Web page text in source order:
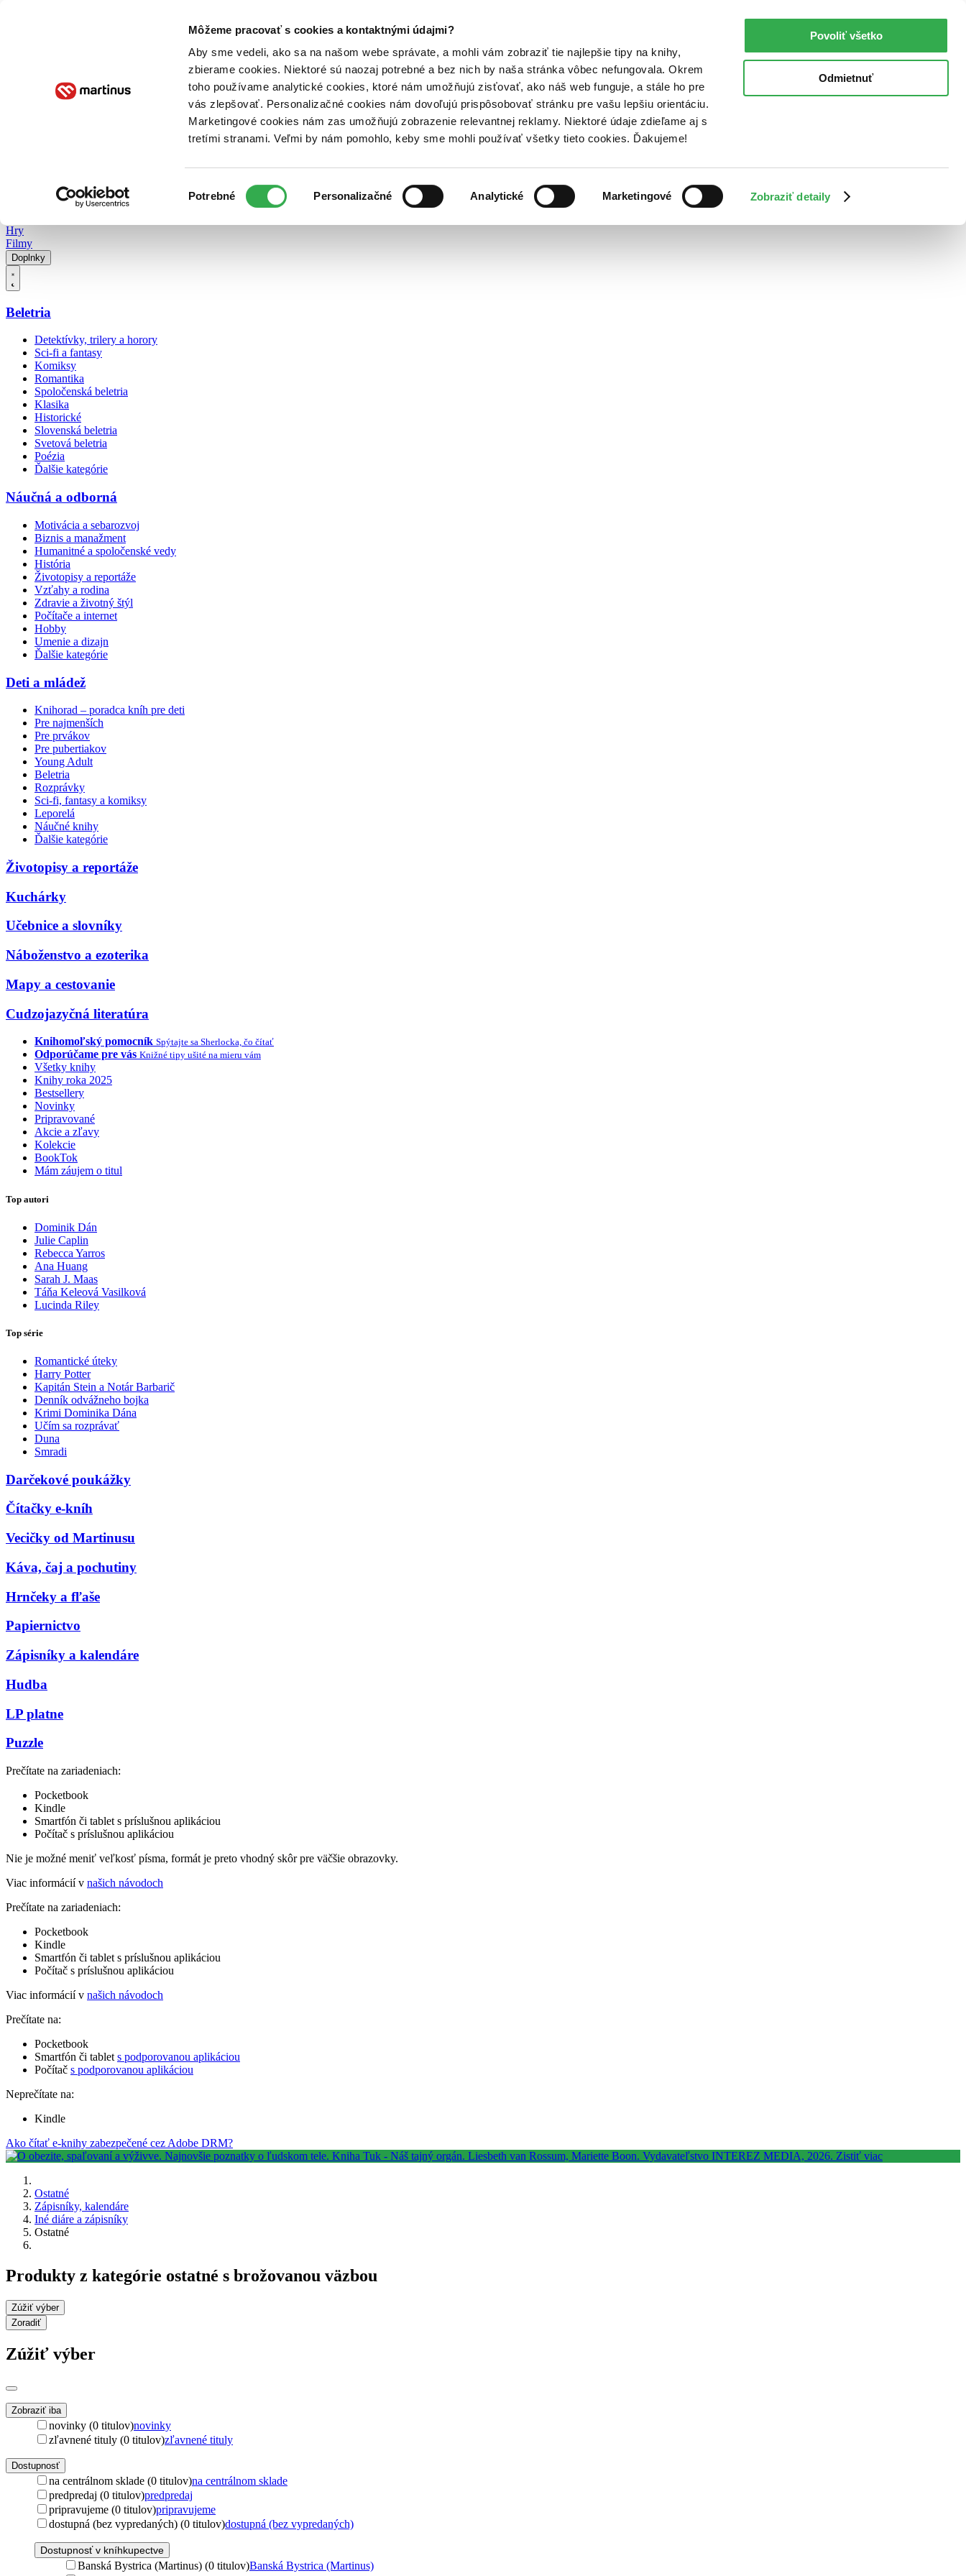
Môžeme pracovať s cookies a kontaktnými údajmi?
Aby sme vedeli, ako sa na našom webe správate, a mohli vám zobraziť tie najlepšie tipy na knihy,
zbierame cookies. Niektoré sú naozaj potrebné a bez nich by naša stránka vôbec nefungovala. Okrem
toho používame analytické cookies, ktoré nám umožňujú zisťovať, ako náš web funguje, a stále ho pre
vás zlepšovať. Personalizačné cookies nám dovoľujú prispôsobovať stránku pre vašu lepšiu orientáciu.
Marketingové cookies nám zas umožňujú zobrazenie relevantnej reklamy. Niektoré údaje zdieľame aj s
tretími stranami. Veľmi by nám pomohlo, keby sme mohli používať všetky tieto cookies. Ďakujeme!
súhlasu
Potrebné Personalizačné Analytické Marketingové Zobraziť detaily
Povoliť všetko
Odmietnuť
Poukážky Kontakt
Hry
Filmy
Doplnky
Beletria
Detektívky, trilery a horory
Sci-fi a fantasy
Komiksy
Romantika
Spoločenská beletria
Klasika
Historické
Slovenská beletria
Svetová beletria
Poézia
Ďalšie kategórie
Náučná a odborná
Motivácia a sebarozvoj
Biznis a manažment
Humanitné a spoločenské vedy
História
Životopisy a reportáže
Vzťahy a rodina
Zdravie a životný štýl
Počítače a internet
Hobby
Umenie a dizajn
Ďalšie kategórie
Deti a mládež
Knihorad – poradca kníh pre deti
Pre najmenších
Pre prvákov
Pre pubertiakov
Young Adult
Beletria
Rozprávky
Sci-fi, fantasy a komiksy
Leporelá
Náučné knihy
Ďalšie kategórie
Životopisy a reportáže
Kuchárky
Učebnice a slovníky
Náboženstvo a ezoterika
Mapy a cestovanie
Cudzojazyčná literatúra
Knihomoľský pomocník Spýtajte sa Sherlocka, čo čítať
Odporúčame pre vás Knižné tipy ušité na mieru vám
Všetky knihy
Knihy roka 2025
Bestsellery
Novinky
Pripravované
Akcie a zľavy
Kolekcie
BookTok
Mám záujem o titul
Top autori
Dominik Dán
Julie Caplin
Rebecca Yarros
Ana Huang
Sarah J. Maas
Táňa Keleová Vasilková
Lucinda Riley
Top série
Romantické úteky
Harry Potter
Kapitán Stein a Notár Barbarič
Denník odvážneho bojka
Krimi Dominika Dána
Učím sa rozprávať
Duna
Smradi
Darčekové poukážky
Čítačky e-kníh
Vecičky od Martinusu
Káva, čaj a pochutiny
Hrnčeky a fľaše
Papiernictvo
Zápisníky a kalendáre
Hudba
LP platne
Puzzle
Prečítate na zariadeniach:
Pocketbook
Kindle
Smartfón či tablet s príslušnou aplikáciou
Počítač s príslušnou aplikáciou
Nie je možné meniť veľkosť písma, formát je preto vhodný skôr pre väčšie obrazovky.
Viac informácií v našich návodoch
Prečítate na zariadeniach:
Pocketbook
Kindle
Smartfón či tablet s príslušnou aplikáciou
Počítač s príslušnou aplikáciou
Viac informácií v našich návodoch
Prečítate na:
Pocketbook
Smartfón či tablet s podporovanou aplikáciou
Počítač s podporovanou aplikáciou
Neprečítate na:
Kindle
Ako čítať e-knihy zabezpečené cez Adobe DRM?
Ostatné
Zápisníky, kalendáre
Iné diáre a zápisníky
Ostatné
Produkty z kategórie ostatné s brožovanou väzbou
Zúžiť výber
Zoradiť
Zúžiť výber
Zobraziť iba
novinky (0 titulov)novinky
zľavnené tituly (0 titulov)zľavnené tituly
Dostupnosť
na centrálnom sklade (0 titulov)na centrálnom sklade
predpredaj (0 titulov)predpredaj
pripravujeme (0 titulov)pripravujeme
dostupná (bez vypredaných) (0 titulov)dostupná (bez vypredaných)
Dostupnosť v kníhkupectve
Banská Bystrica (Martinus) (0 titulov)Banská Bystrica (Martinus)